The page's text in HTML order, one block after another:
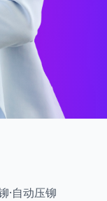
·自动压铆